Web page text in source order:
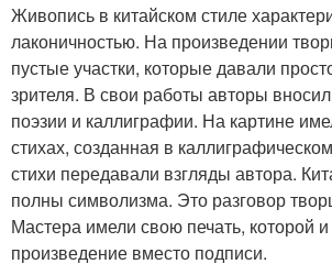
Живопись в китайском стиле
лаконичностью. На произведении
пустые участки, которые давали
зрителя. В свои работы авторы
поэзии и каллиграфии. На картине
стихах, созданная в
стихи передавали взгляды автора.
полны символизма. Это разговор
Мастера имели свою печать, которой
произведение вместо подписи.